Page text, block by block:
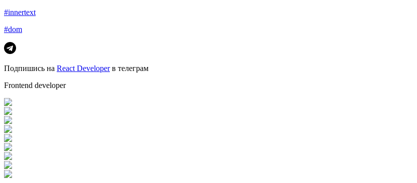
#innertext
#dom
Подпишись на React Developerв телеграм
Frontend developer